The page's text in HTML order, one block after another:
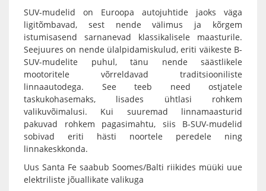
SUV-mudelid on Euroopa autojuhtide jaoks väga
ligitõmbavad, sest nende välimus ja kõrgem
istumisasend sarnanevad klassikalisele maasturile.
Seejuures on nende ülalpidamiskulud, eriti väikeste B-
SUV-mudelite puhul, tänu nende säästlikele
mootoritele võrreldavad traditsiooniliste
linnaautodega. See teeb need ostjatele
taskukohasemaks, lisades ühtlasi rohkem
valikuvõimalusi. Kui suuremad linnamaasturid
pakuvad rohkem pagasimahtu, siis B-SUV-mudelid
sobivad eriti hästi noortele peredele ning
linnakeskkonda.
Uus Santa Fe saabub Soomes/Balti riikides müüki uue
elektriliste jõuallikate valikuga